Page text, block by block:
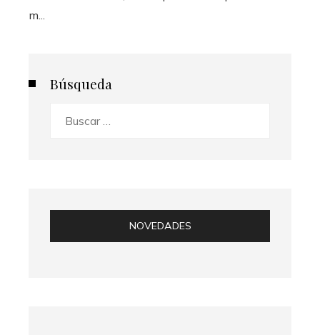
m...
Búsqueda
NOVEDADES